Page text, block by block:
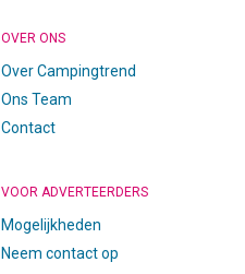
OVER ONS
Over Campingtrend
Ons Team
Contact
VOOR ADVERTEERDERS
Mogelijkheden
Neem contact op